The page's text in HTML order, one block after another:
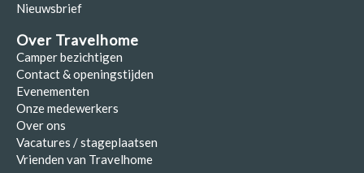
Nieuwsbrief
Over Travelhome
Camper bezichtigen
Contact & openingstijden
Evenementen
Onze medewerkers
Over ons
Vacatures / stageplaatsen
Vrienden van Travelhome